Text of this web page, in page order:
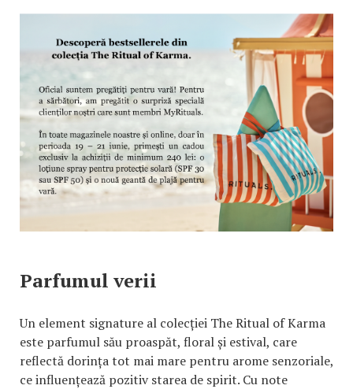
Parfumul verii
Un element signature al colecției The Ritual of Karma
este parfumul său proaspăt, floral și estival, care
reflectă dorința tot mai mare pentru arome senzoriale,
ce influențează pozitiv starea de spirit. Cu note